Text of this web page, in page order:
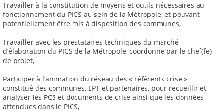
Travailler à la constitution de moyens et outils nécessaires au
fonctionnement du PICS au sein de la Métropole, et pouvant
potentiellement être mis à disposition des communes,
Travailler avec les prestataires techniques du marché
d’élaboration du PICS de la Métropole, coordonné par le chef(fe)
de projet,
Participer à l’animation du réseau des « référents crise »
constitué des communes, EPT et partenaires, pour recueillir et
analyser les PCS et documents de crise ainsi que les données
attendues dans le PICS,